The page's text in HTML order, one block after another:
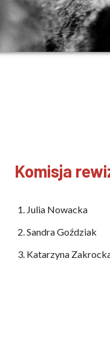
Komisja
Julia Nowacka
Sandra Goździak
Katarzyna